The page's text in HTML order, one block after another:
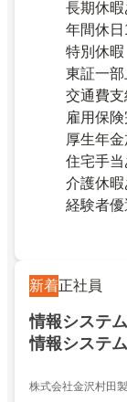
長期休暇
年間休
特別休暇
東証一
交通費支
雇用保
厚生年金
住宅手当
介護休暇
経験者優
新着正社員
情報システ
情報システ
株式会社金沢村田